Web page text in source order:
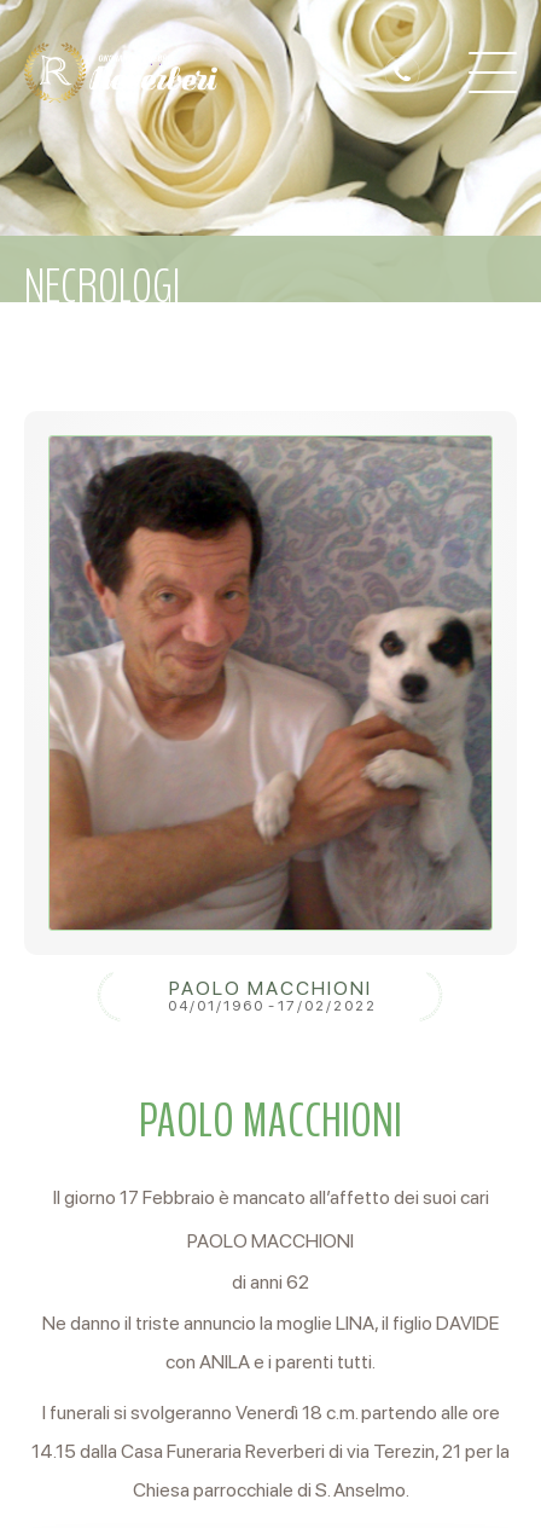
NECROLOGI
PAOLO MACCHIONI
04/01/1960 - 17/02/2022
PAOLO MACCHIONI
Il giorno 17 Febbraio è mancato all’affetto dei suoi cari
PAOLO MACCHIONI
di anni 62
Ne danno il triste annuncio la moglie LINA, il figlio DAVIDE
con ANILA e i parenti tutti.
I funerali si svolgeranno Venerdì 18 c.m. partendo alle ore
14.15 dalla Casa Funeraria Reverberi di via Terezin, 21 per la
Chiesa parrocchiale di S. Anselmo.